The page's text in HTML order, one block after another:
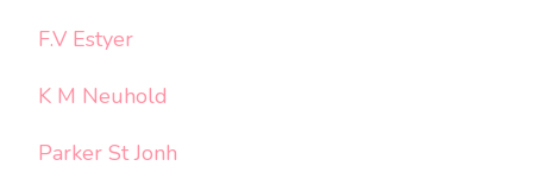
F.V Estyer
K M Neuhold
Parker St Jonh